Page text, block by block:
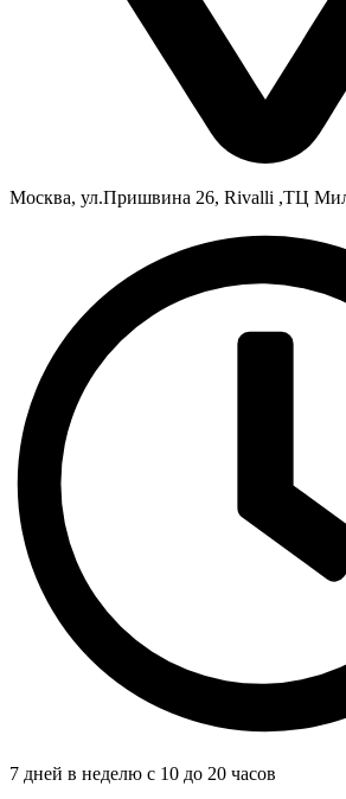
Москва, ул.Пришвина 26, Rivalli ,ТЦ
7 дней в неделю с 10 до 20 часов